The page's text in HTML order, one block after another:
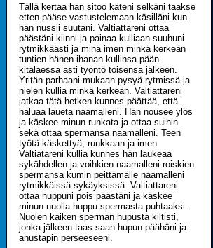
Tällä kertaa hän sitoo käteni selkäni taakse
etten pääse vastustelemaan käsilläni kun
hän nussii suutani. Valtiattareni ottaa
päästäni kiinni ja painaa kulliaan suuhuni
rytmikkäästi ja minä imen minkä kerkeän
tuntien hänen ihanan kullinsa pään
kitalaessa asti työntö toisensa jälkeen.
Yritän parhaani mukaan pysyä rytmissä ja
nielen kullia minkä kerkeän. Valtiattareni
jatkaa tätä hetken kunnes päättää, että
haluaa laueta naamalleni. Hän nousee ylös
ja käskee minun runkata ja ottaa suihin
sekä ottaa spermansa naamalleni. Teen
työtä käskettyä, runkkaan ja imen
Valtiatareni kullia kunnes hän laukeaa
sykähdellen ja voihkien naamalleni roiskien
spermansa kumin peittämälle naamalleni
rytmikkäissä sykäyksissä. Valtiattareni
ottaa huppuni pois päästäni ja käskee
minun nuolla huppu spermasta puhtaaksi.
Nuolen kaiken sperman hupusta kiltisti,
jonka jälkeen taas saan hupun päähäni ja
anustapin perseeseeni.